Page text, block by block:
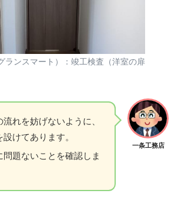
ランスマート）：竣工検査（洋室の扉
一条工務店
れを妨げないように、
けてあります。
題ないことを確認しま